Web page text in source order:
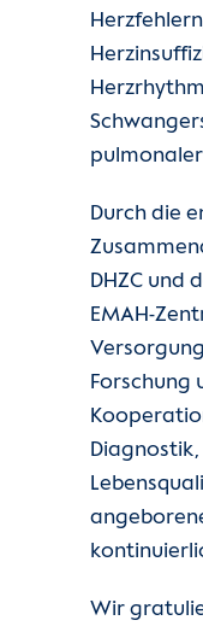
Durch die
DHZC und
EMAH-
Forschung
Wir